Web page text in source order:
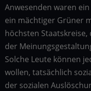
Anwesenden waren
ein mächtiger Grüner
höchsten
der
Solche Leute können
wollen, tatsächlich
der sozialen